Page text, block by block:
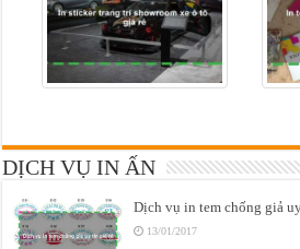
DỊCH VỤ IN ẤN
Dịch vụ in tem chống giả
13/01/2017